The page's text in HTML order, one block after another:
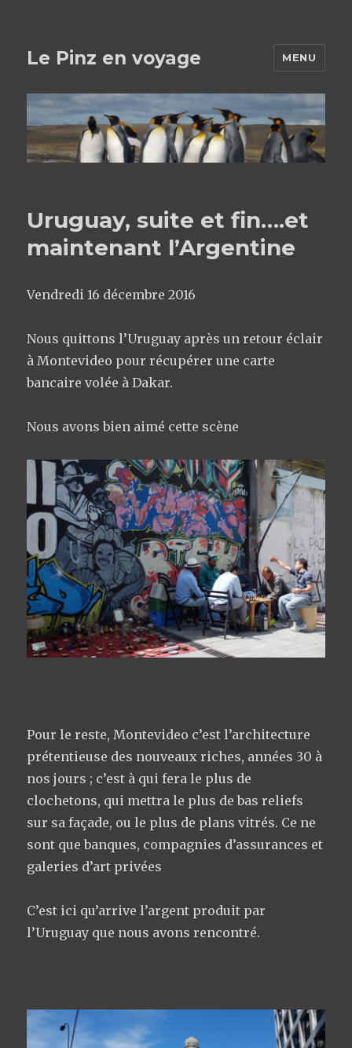
Le Pinz en voyage MENU
Uruguay, suite et fin….et
maintenant l’Argentine
Vendredi 16 décembre 2016
Nous quittons l’Uruguay après un retour éclair
à Montevideo pour récupérer une carte
bancaire volée à Dakar.
Nous avons bien aimé cette scène
Pour le reste, Montevideo c’est l’architecture
prétentieuse des nouveaux riches, années 30 à
nos jours ; c’est à qui fera le plus de
clochetons, qui mettra le plus de bas reliefs
sur sa façade, ou le plus de plans vitrés. Ce ne
sont que banques, compagnies d’assurances et
galeries d’art privées
C’est ici qu’arrive l’argent produit par
l’Uruguay que nous avons rencontré.